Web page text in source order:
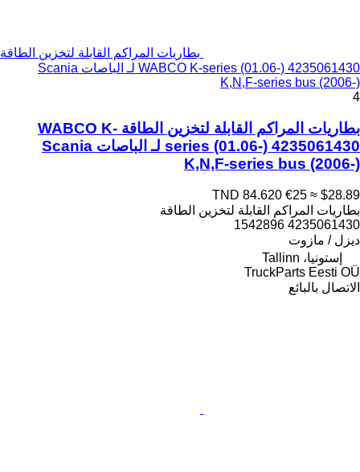
بطاريات المراكم القابلة لتخزين الطاقة
WABCO K-series (01.06-) 4235061430 لـ الباصات Scania
K,N,F-series bus (2006-)
4
بطاريات المراكم القابلة لتخزين الطاقة WABCO K-
series (01.06-) 4235061430 لـ الباصات Scania
K,N,F-series bus (2006-)
TND 84.620 €25 ≈ $28.89
بطاريات المراكم القابلة لتخزين الطاقة
4235061430 1542896
ديزل / مازوت
إستونيا، Tallinn
TruckParts Eesti OÜ
الاتصال بالبائع